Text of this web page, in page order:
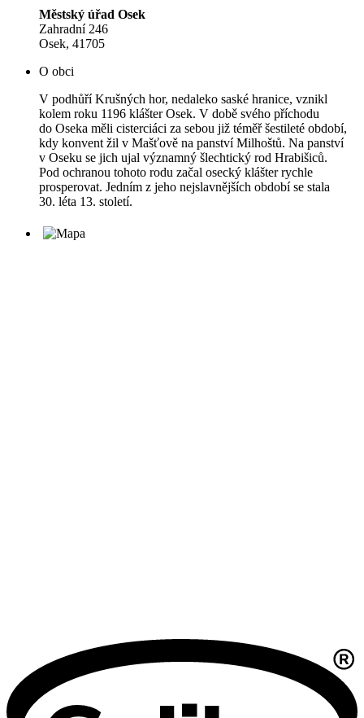
Městský úřad Osek
Zahradní 246
Osek, 41705
O obci
V podhůří Krušných hor, nedaleko saské hranice, vznikl
kolem roku 1196 klášter Osek. V době svého příchodu
do Oseka měli cisterciáci za sebou již téměř šestileté období,
kdy konvent žil v Mašťově na panství Milhoštů. Na panství
v Oseku se jich ujal významný šlechtický rod Hrabišiců.
Pod ochranou tohoto rodu začal osecký klášter rychle
prosperovat. Jedním z jeho nejslavnějších období se stala
30. léta 13. století.